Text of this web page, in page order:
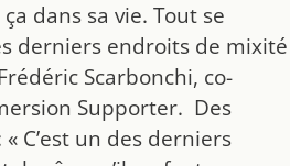
dans sa vie. Tout se
derniers endroits de mixité
Scarbonchi, co-
Supporter. Des
C’est un des derniers